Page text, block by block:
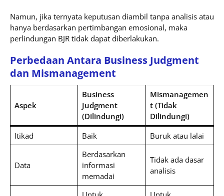
Namun, jika ternyata keputusan diambil tanpa analisis atau
hanya berdasarkan pertimbangan emosional, maka
perlindungan BJR tidak dapat diberlakukan.
Perbedaan Antara Business Judgment
dan Mismanagement
Aspek
Business
Judgment
(Dilindungi)
Mismanagemen
t (Tidak
Dilindungi)
Itikad
Baik Buruk atau lalai
Data
Berdasarkan
informasi
memadai
Tidak ada dasar
analisis